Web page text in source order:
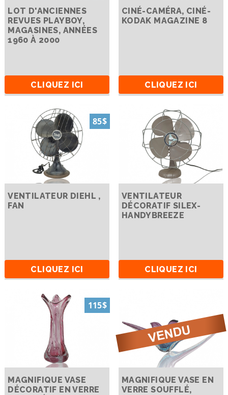
LOT D'ANCIENNES
REVUES PLAYBOY,
MAGASINES, ANNÉES
1960 À 2000
CLIQUEZ ICI
CINÉ-CAMÉRA, CINÉ-
KODAK MAGAZINE 8
CLIQUEZ ICI
85$
VENTILATEUR DIEHL ,
FAN
CLIQUEZ ICI
VENTILATEUR
DÉCORATIF SILEX-
HANDYBREEZE
CLIQUEZ ICI
115$
MAGNIFIQUE VASE
DÉCORATIF EN VERRE
MAGNIFIQUE VASE EN
VERRE SOUFFLÉ,